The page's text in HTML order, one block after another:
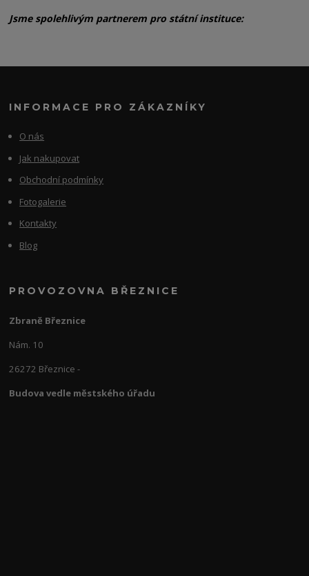
Jsme spolehlivým partnerem pro státní instituce:
INFORMACE PRO ZÁKAZNÍKY
O nás
Jak nakupovat
Obchodní podmínky
Fotogalerie
Kontakty
Blog
PROVOZOVNA BŘEZNICE
Zbraně Březnice
Nám. 10
26272 Březnice -
Budova vedle městského úřadu